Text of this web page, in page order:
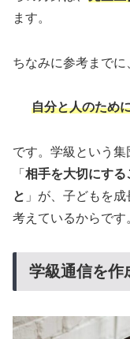
ます。
ちなみに参考まで
自分と人のため
です。学級という集
「 相手を大切にする
と 」が、子どもを
考えているからです
学級通信を作